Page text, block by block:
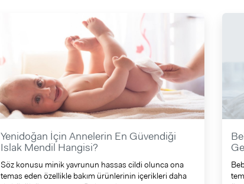
Yenidoğan İçin Annelerin En Güvendiği
Islak Mendil Hangisi?
Söz konusu minik yavrunun hassas cildi olunca ona
temas eden özellikle bakım ürünlerinin içerikleri daha